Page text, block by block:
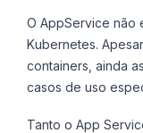
O AppService não
Kubernetes.
containers, ainda
casos de uso
Tanto o App